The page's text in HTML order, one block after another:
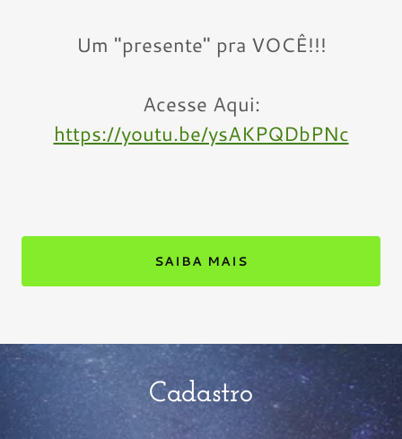
Um "presente" pra VOCÊ!!!
Acesse Aqui:
https://youtu.be/ysAKPQDbPNc
SAIBA MAIS
Cadastro